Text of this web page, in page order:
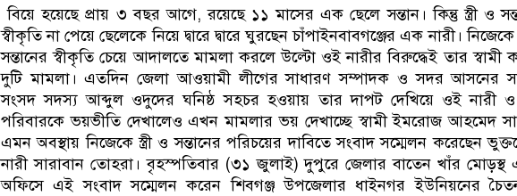
বিয়ে হয়েছে প্রায় ৩ বছর আগে, রয়েছে ১১ মাসের এক ছেলে সন্তান। কিন্তু স্ত্রী ও
স্বীকৃতি না পেয়ে ছেলেকে নিয়ে দ্বারে দ্বারে ঘুরছেন চাঁপাইনবাবগঞ্জের এক নারী। নিজেকে
সন্তানের স্বীকৃতি চেয়ে আদালতে মামলা করলে উল্টো ওই নারীর বিরুদ্ধেই তার স্বামী
দুটি মামলা। এতদিন জেলা আওয়ামী লীগের সাধারণ সম্পাদক ও সদর আসনের
সংসদ সদস্য আব্দুল ওদুদের ঘনিষ্ঠ সহচর হওয়ায় তার দাপট দেখিয়ে ওই নারী
পরিবারকে ভয়ভীতি দেখালেও এখন মামলার ভয় দেখাচ্ছে স্বামী ইমরোজ আহমেদ
এমন অবস্থায় নিজেকে স্ত্রী ও সন্তানের পরিচয়ের দাবিতে সংবাদ সম্মেলন করেছেন
নারী সারাবান তোহরা। বৃহস্পতিবার (৩১ জুলাই) দুপুরে জেলার বাতেন খাঁর মোড়স্থ
অফিসে এই সংবাদ সম্মেলন করেন শিবগঞ্জ উপজেলার ধাইনগর ইউনিয়নের